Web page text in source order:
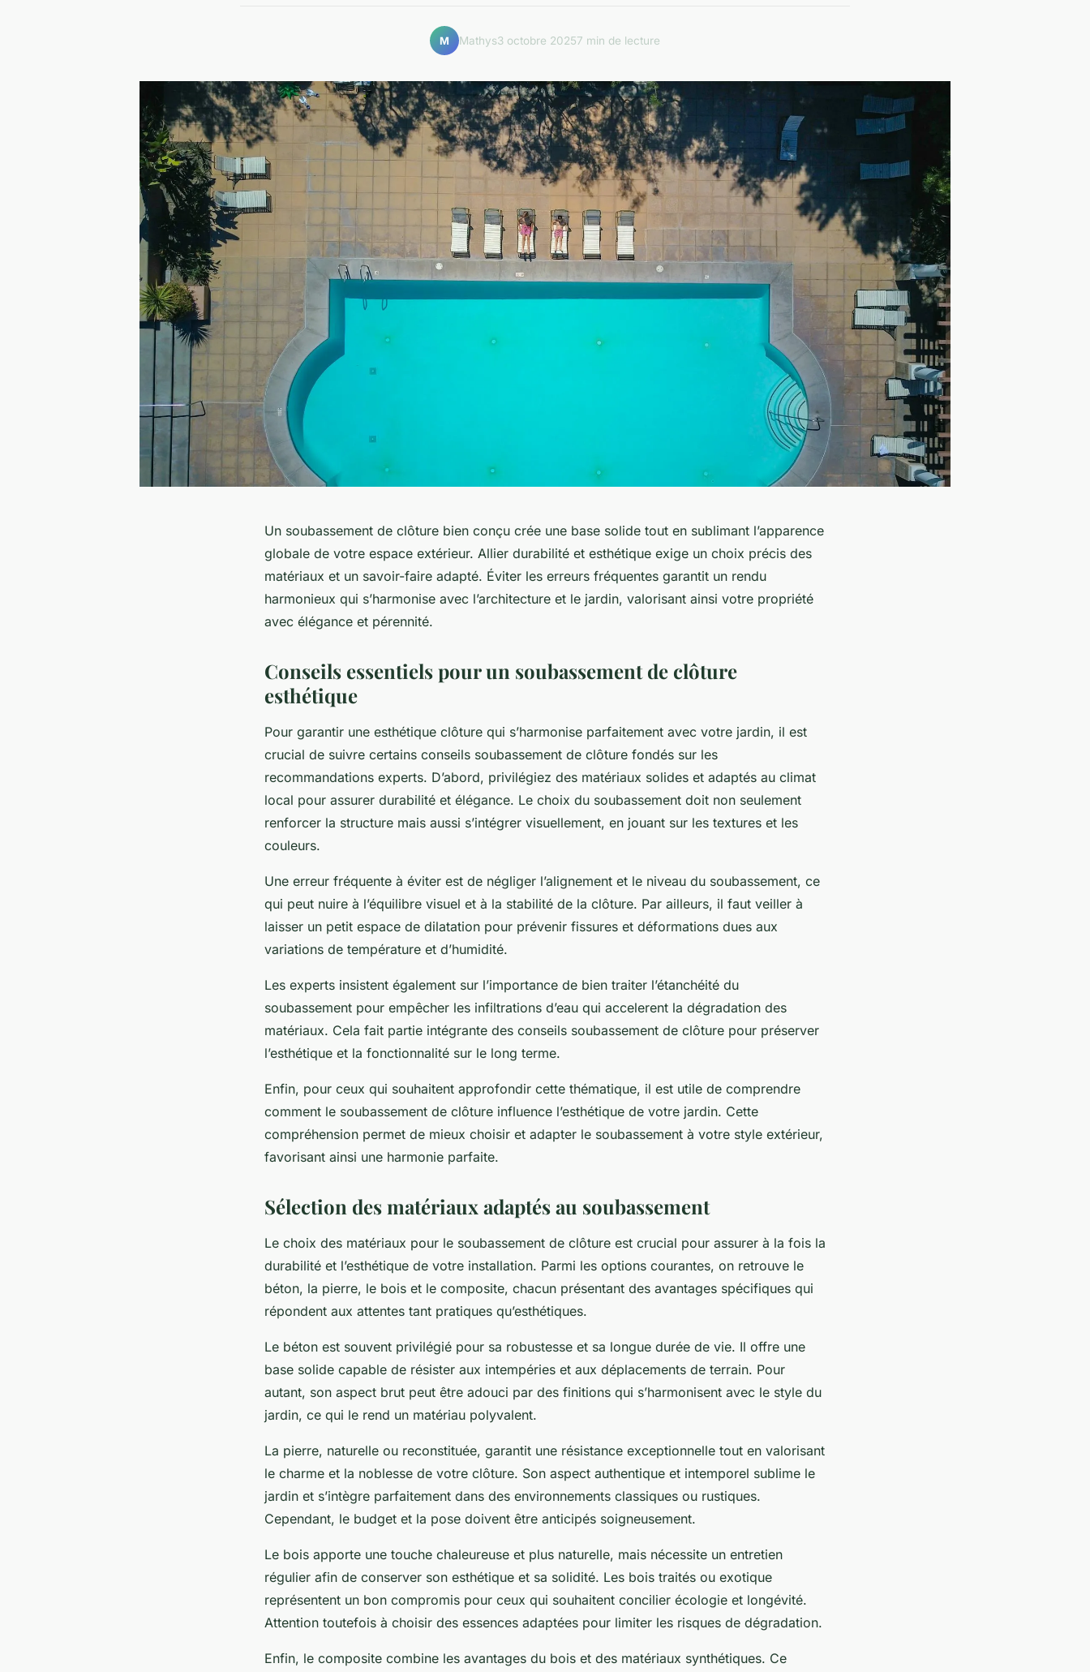
M Mathys3 octobre 20257 min de lecture
Un soubassement de clôture bien conçu crée une base solide tout en sublimant l’apparence
globale de votre espace extérieur. Allier durabilité et esthétique exige un choix précis des
matériaux et un savoir-faire adapté. Éviter les erreurs fréquentes garantit un rendu
harmonieux qui s’harmonise avec l’architecture et le jardin, valorisant ainsi votre propriété
avec élégance et pérennité.
Conseils essentiels pour un soubassement de clôture
esthétique
Pour garantir une esthétique clôture qui s’harmonise parfaitement avec votre jardin, il est
crucial de suivre certains conseils soubassement de clôture fondés sur les
recommandations experts. D’abord, privilégiez des matériaux solides et adaptés au climat
local pour assurer durabilité et élégance. Le choix du soubassement doit non seulement
renforcer la structure mais aussi s’intégrer visuellement, en jouant sur les textures et les
couleurs.
Une erreur fréquente à éviter est de négliger l’alignement et le niveau du soubassement, ce
qui peut nuire à l’équilibre visuel et à la stabilité de la clôture. Par ailleurs, il faut veiller à
laisser un petit espace de dilatation pour prévenir fissures et déformations dues aux
variations de température et d’humidité.
Les experts insistent également sur l’importance de bien traiter l’étanchéité du
soubassement pour empêcher les infiltrations d’eau qui accelerent la dégradation des
matériaux. Cela fait partie intégrante des conseils soubassement de clôture pour préserver
l’esthétique et la fonctionnalité sur le long terme.
Enfin, pour ceux qui souhaitent approfondir cette thématique, il est utile de comprendre
comment le soubassement de clôture influence l’esthétique de votre jardin. Cette
compréhension permet de mieux choisir et adapter le soubassement à votre style extérieur,
favorisant ainsi une harmonie parfaite.
Sélection des matériaux adaptés au soubassement
Le choix des matériaux pour le soubassement de clôture est crucial pour assurer à la fois la
durabilité et l’esthétique de votre installation. Parmi les options courantes, on retrouve le
béton, la pierre, le bois et le composite, chacun présentant des avantages spécifiques qui
répondent aux attentes tant pratiques qu’esthétiques.
Le béton est souvent privilégié pour sa robustesse et sa longue durée de vie. Il offre une
base solide capable de résister aux intempéries et aux déplacements de terrain. Pour
autant, son aspect brut peut être adouci par des finitions qui s’harmonisent avec le style du
jardin, ce qui le rend un matériau polyvalent.
La pierre, naturelle ou reconstituée, garantit une résistance exceptionnelle tout en valorisant
le charme et la noblesse de votre clôture. Son aspect authentique et intemporel sublime le
jardin et s’intègre parfaitement dans des environnements classiques ou rustiques.
Cependant, le budget et la pose doivent être anticipés soigneusement.
Le bois apporte une touche chaleureuse et plus naturelle, mais nécessite un entretien
régulier afin de conserver son esthétique et sa solidité. Les bois traités ou exotique
représentent un bon compromis pour ceux qui souhaitent concilier écologie et longévité.
Attention toutefois à choisir des essences adaptées pour limiter les risques de dégradation.
Enfin, le composite combine les avantages du bois et des matériaux synthétiques. Ce